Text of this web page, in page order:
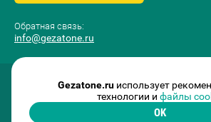
Обратная связь:
info@gezatone.ru
Gezatone.ruиспользует
технологии и файлы
OK